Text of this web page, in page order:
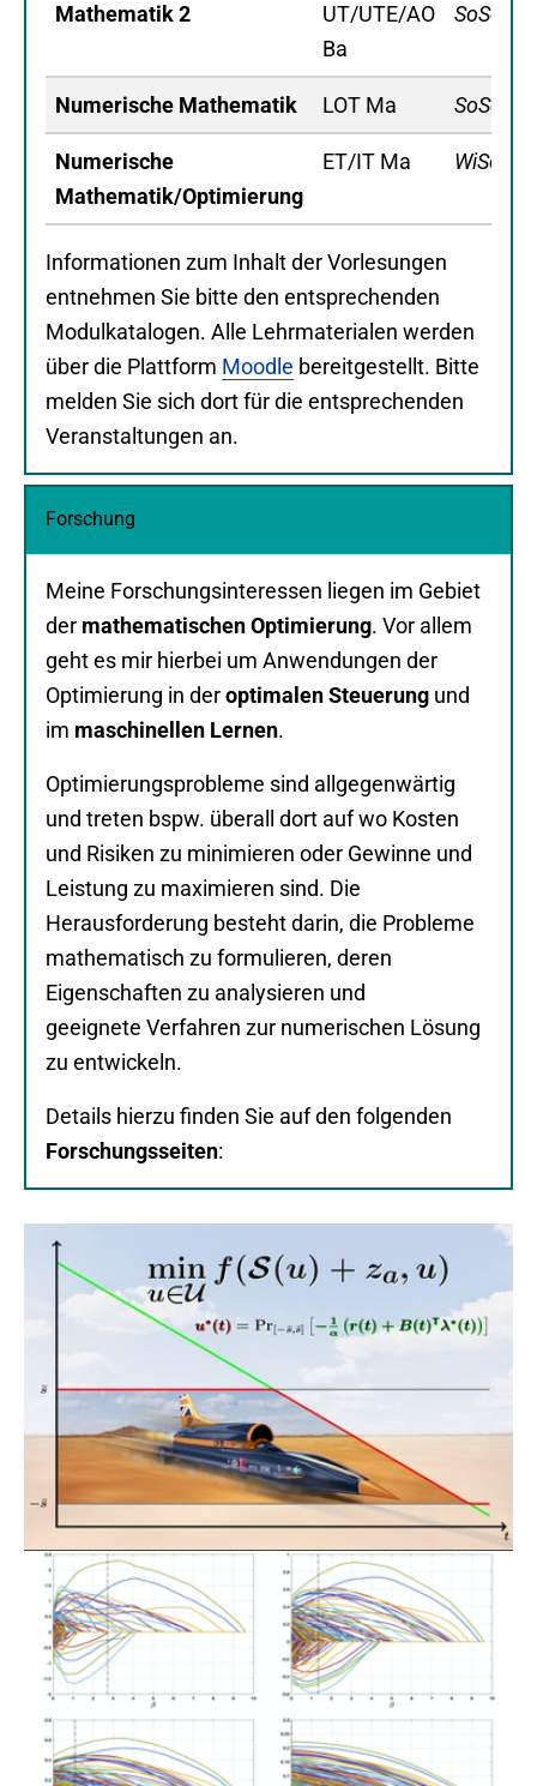
Mathematik 2
UT/UTE/AO
Ba
SoSe
Numerische Mathematik LOT Ma SoSe
Numerische
Mathematik/Optimierung
ET/IT Ma WiSe
Informationen zum Inhalt der Vorlesungen
entnehmen Sie bitte den entsprechenden
Modulkatalogen. Alle Lehrmaterialen werden
über die Plattform Moodle bereitgestellt. Bitte
melden Sie sich dort für die entsprechenden
Veranstaltungen an.
Forschung
Meine Forschungsinteressen liegen im Gebiet
der mathematischen Optimierung. Vor allem
geht es mir hierbei um Anwendungen der
Optimierung in deroptimalen Steuerung und
im maschinellen Lernen.
Optimierungsprobleme sind allgegenwärtig
und treten bspw. überall dort auf wo Kosten
und Risiken zu minimieren oder Gewinne und
Leistung zu maximieren sind. Die
Herausforderung besteht darin, die Probleme
mathematisch zu formulieren, deren
Eigenschaften zu analysieren und
geeignete Verfahren zur numerischen Lösung
zu entwickeln.
Details hierzu finden Sie auf den folgenden
Forschungsseiten: